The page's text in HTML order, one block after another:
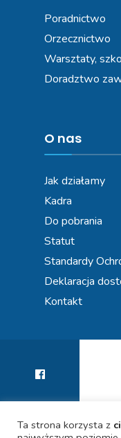
Poradnictwo
Orzecznictwo
Warsztaty,
Doradztwo
O nas
Jak działamy
Kadra
Do pobrania
Statut
Standardy
Deklaracja
Kontakt
Ta strona korzysta z